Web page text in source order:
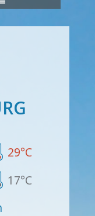
29°C
17°C